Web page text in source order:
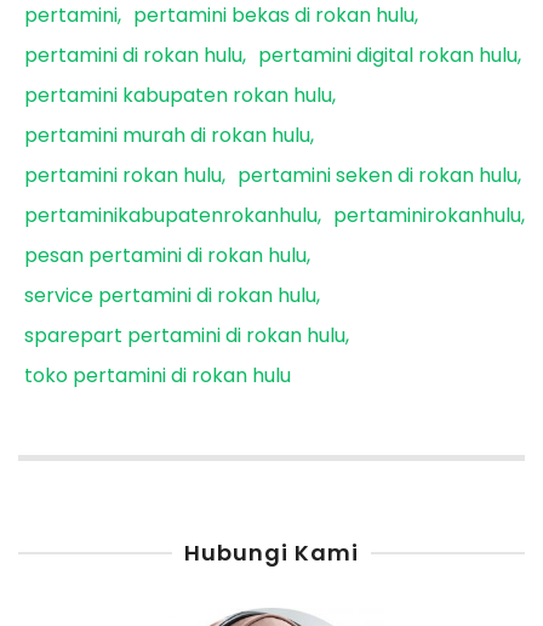
pertamini
pertamini bekas di rokan hulu
pertamini di rokan hulu
pertamini digital rokan hulu
pertamini kabupaten rokan hulu
pertamini murah di rokan hulu
pertamini rokan hulu
pertamini seken di rokan hulu
pertaminikabupatenrokanhulu
pertaminirokanhulu
pesan pertamini di rokan hulu
service pertamini di rokan hulu
sparepart pertamini di rokan hulu
toko pertamini di rokan hulu
Hubungi Kami